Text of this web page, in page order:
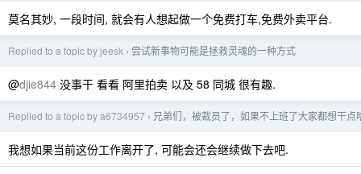
莫名其妙, 一段时间, 就会有人想起做一个免费打车,免费外卖平台.
Replied to a topic by jeesk › 尝试新事物可能是拯救灵魂的一种方式
@djie844 没事干 看看 阿里拍卖 以及 58 同城 很有趣.
Replied to a topic by a6734957 › 兄弟们，被裁员了，如果不上班了大家都想干点
我想如果当前这份工作离开了, 可能会还会继续做下去吧.